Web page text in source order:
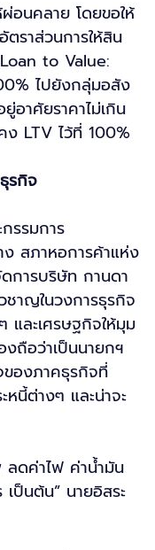
อนคลาย โดยขอให้
ราส่วนการให้สิน
to Value:
ไปยังกลุ่มอสัง
าศัยราคาไม่เกิน
LTV ไว้ที่ 100%
รกิจ
รรมการ
สภาหอการค้าแห่ง
ดการบริษัท กานดา
าญในวงการธุรกิจ
และเศรษฐกิจให้มุม
ถือว่าเป็นนายกฯ
ของภาคธุรกิจที่
นี้ต่างๆ และน่าจะ
ดค่าไฟ ค่าน้ำมัน
ป็นต้น” นายอิสระ